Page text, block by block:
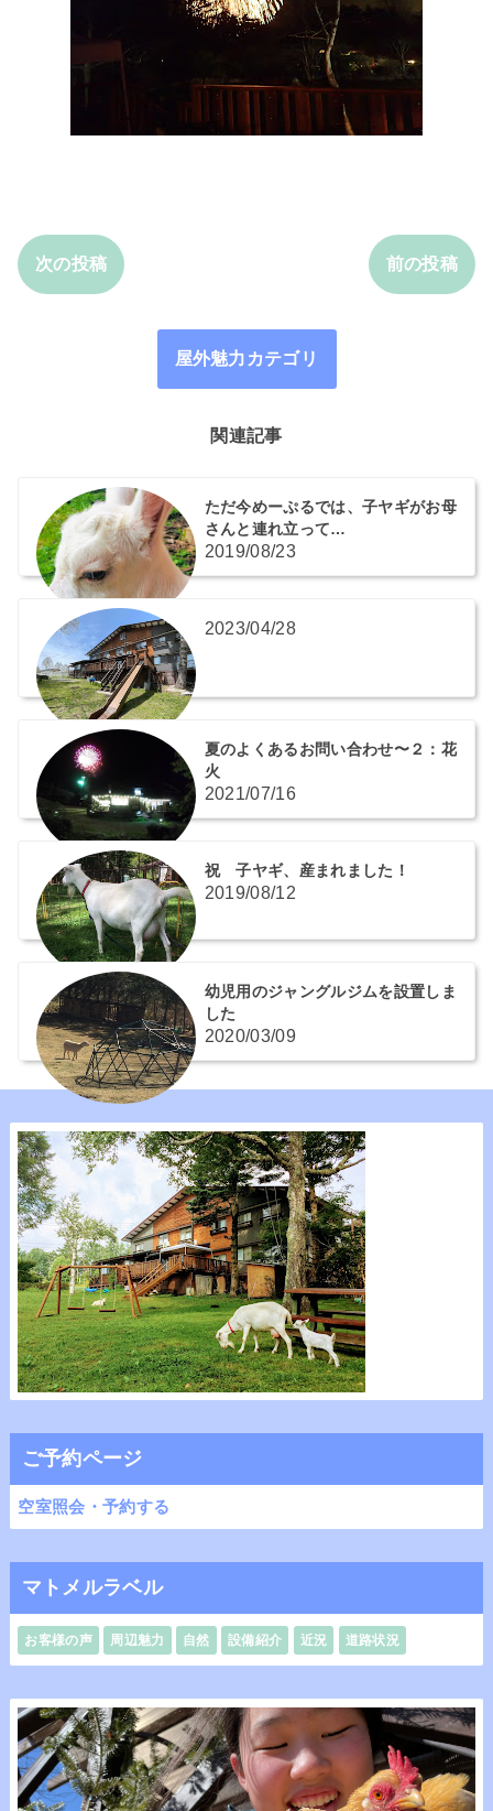
次の投稿 前の投稿
屋外魅力カテゴリ
関連記事
ただ今めーぷるでは、子ヤギがお母
さんと連れ立って…
2019/08/23
2023/04/28
夏のよくあるお問い合わせ〜２：花
火
2021/07/16
祝 子ヤギ、産まれました！
2019/08/12
幼児用のジャングルジムを設置しま
した
2020/03/09
ご予約ページ
空室照会・予約する
マトメルラベル
お客様の声 周辺魅力 自然 設備紹介 近況 道路状況